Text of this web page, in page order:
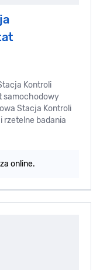
Kontroli
samochodowy
Stacja Kontroli
rzetelne badania
online.